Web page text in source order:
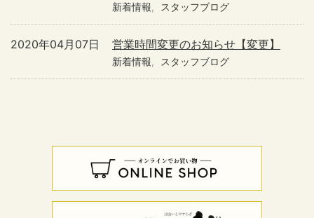
新着情報 スタッフブログ
営業時間変更のお知らせ【変更】
2020年04月07日
新着情報 スタッフブログ